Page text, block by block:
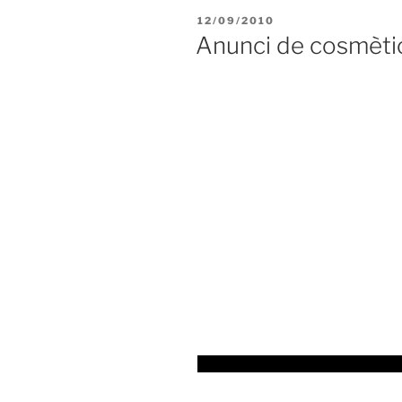
PUBLICAT
A
12/09/2010
Anunci de